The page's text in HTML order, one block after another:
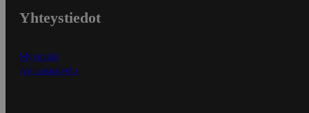
Yhteystiedot
Myymälät
Asiakaspalvelu